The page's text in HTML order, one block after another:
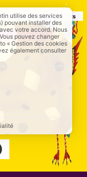
active :"Le voyage des arts
VISITE GUIDÉE
des
utilise des services
pouvant installer des
votre accord. Nous
pouvez changer
« Gestion des cookies
également consulter